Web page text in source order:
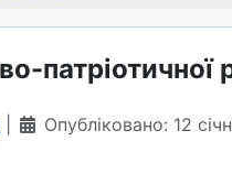
патріотичної
Опубліковано: 12